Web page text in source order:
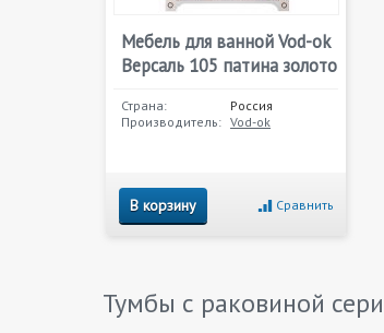
Мебель для ванной Vod-ok
Версаль 105 патина золото
Страна:
Россия
Производитель: Vod-ok
В корзину Сравнить
Тумбы с раковиной